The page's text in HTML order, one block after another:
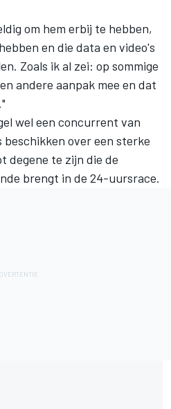
om hem erbij te hebben,
en die data en video's
Zoals ik al zei: op sommige
andere aanpak mee en dat
wel een concurrent van
over een sterke
degene te zijn die de
brengt in de 24-uursrace.